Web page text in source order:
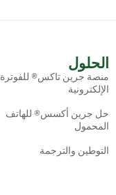
الحلول
منصة جرين تاكس® للفوترة
الإلكترونية
حل جرين أكسس® للهاتف
المحمول
التوطين والترجمة